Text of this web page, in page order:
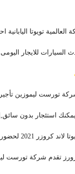
تويوتا اليابانية
للايجار
تورست ليموزين
استئجار بدون
و الاجتماعات و المناسبات
كرورز تقدم شركة